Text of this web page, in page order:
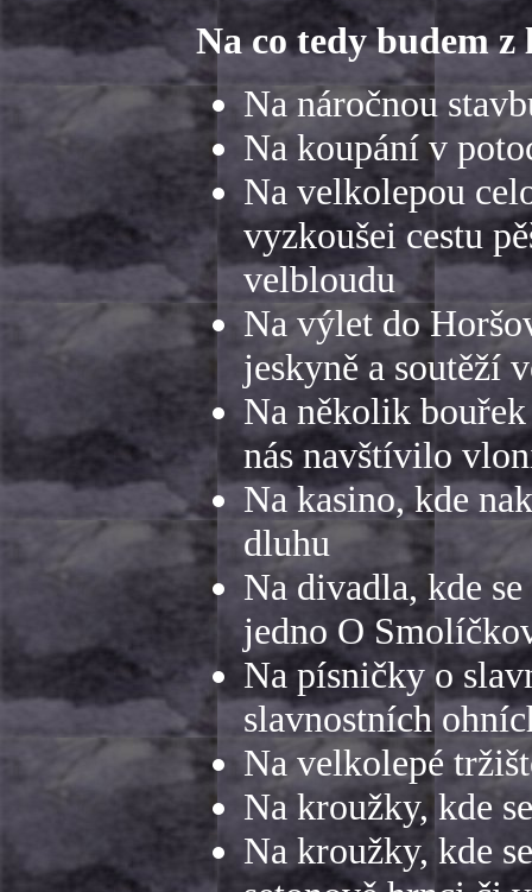
Na co tedy budem
Na náročnou
Na koupání v
Na velkolepou
vyzkoušei cestu
velbloudu
Na výlet do
jeskyně a soutěží
Na několik
nás navštívilo
Na kasino, kde
dluhu
Na divadla, kde
jedno O
Na písničky o
slavnostních
Na velkolepé
Na kroužky, kde
Na kroužky, kde